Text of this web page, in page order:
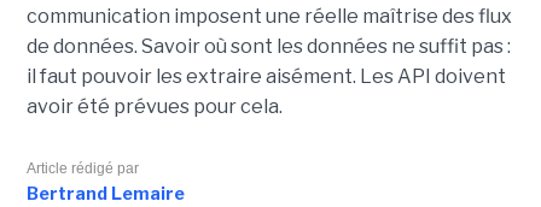
communication imposent une réelle maîtrise des flux
de données. Savoir où sont les données ne suffit pas :
il faut pouvoir les extraire aisément. Les API doivent
avoir été prévues pour cela.
Article rédigé par
Bertrand Lemaire